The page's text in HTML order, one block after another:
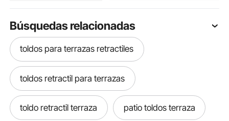
Búsquedas relacionadas
toldos para terrazas retractiles
toldos retractil para terrazas
toldo retractil terraza patio toldos terraza